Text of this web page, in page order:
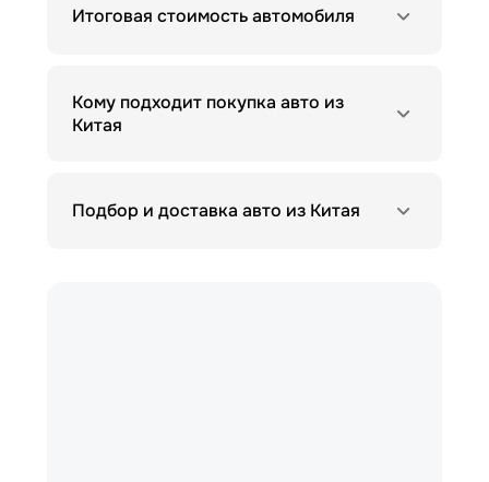
Итоговая стоимость автомобиля
Кому подходит покупка авто из
Китая
Подбор и доставка авто из Китая